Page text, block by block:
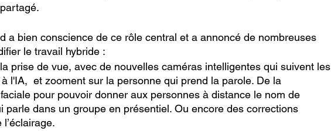
a bien conscience de ce rôle central et a annoncé de nombreuses
le travail hybride :
prise de vue, avec de nouvelles caméras intelligentes qui suivent les
l'IA,  et zooment sur la personne qui prend la parole. De la
pour pouvoir donner aux personnes à distance le nom de
parle dans un groupe en présentiel. Ou encore des corrections